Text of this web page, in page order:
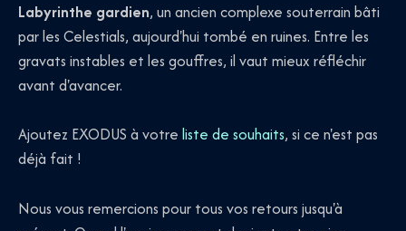
Labyrinthe gardien, un ancien complexe souterrain bâti
par les Celestials, aujourd'hui tombé en ruines. Entre les
gravats instables et les gouffres, il vaut mieux réfléchir
avant d'avancer.
Ajoutez EXODUS à votre liste de souhaits, si ce n'est pas
déjà fait !
Nous vous remercions pour tous vos retours jusqu'à